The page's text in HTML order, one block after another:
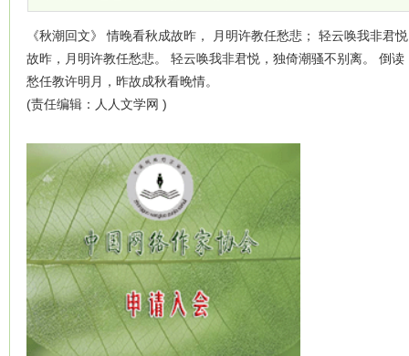
《秋潮回文》 情晚看秋成故昨， 月明许教任愁悲； 轻云唤我非君
故昨，月明许教任愁悲。 轻云唤我非君悦，独倚潮骚不别离。 倒
愁任教许明月，昨故成秋看晚情。
(责任编辑：人人文学网 )